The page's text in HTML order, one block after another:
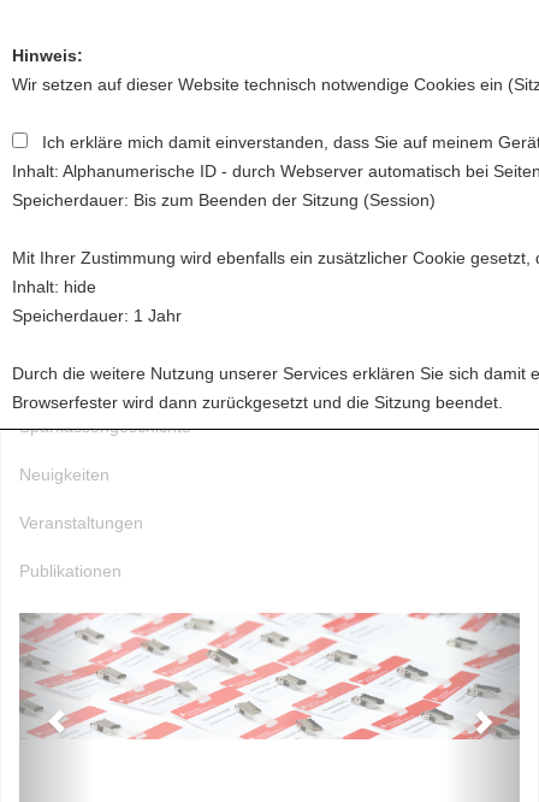
Hinweis:
Wir setzen auf dieser Website technisch notwendige Cookies ein
Ich erkläre mich damit einverstanden, dass Sie auf meinem
Inhalt: Alphanumerische ID - durch Webserver automatisch bei
Speicherdauer: Bis zum Beenden der Sitzung (Session)
Mit Ihrer Zustimmung wird ebenfalls ein zusätzlicher Cookie
Inhalt: hide
Speicherdauer: 1 Jahr
Durch die weitere Nutzung unserer Services erklären Sie sich
Browserfester wird dann zurückgesetzt und die Sitzung beendet.
Startseite
Über uns
Förderung
Sparkassengeschichte
Neuigkeiten
Veranstaltungen
Publikationen